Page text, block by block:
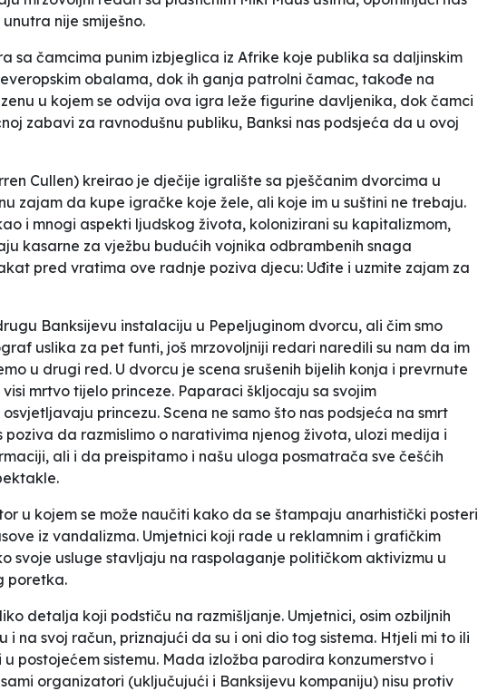
nije smiješno.
sa čamcima punim izbjeglica iz Afrike koje publika sa daljinskim
obalama, dok ih ganja patrolni čamac, takođe na
u kojem se odvija ova igra leže figurine davljenika, dok čamci
zabavi za ravnodušnu publiku, Banksi nas podsjeća da u ovoj
Cullen) kreirao je dječije igralište sa pješčanim dvorcima u
zajam da kupe igračke koje žele, ali koje im u suštini ne trebaju.
i mnogi aspekti ljudskog života, kolonizirani su kapitalizmom,
kasarne za vježbu budućih vojnika odbrambenih snaga
pred vratima ove radnje poziva djecu: Uđite i uzmite zajam za
Banksijevu instalaciju u Pepeljuginom dvorcu, ali čim smo
uslika za pet funti, još mrzovoljniji redari naredili su nam da im
u drugi red. U dvorcu je scena srušenih bijelih konja i prevrnute
mrtvo tijelo princeze. Paparaci škljocaju sa svojim
princezu. Scena ne samo što nas podsjeća na smrt
poziva da razmislimo o narativima njenog života, ulozi medija i
ali i da preispitamo i našu uloga posmatrača sve češćih
u kojem se može naučiti kako da se štampaju anarhistički posteri
iz vandalizma. Umjetnici koji rade u reklamnim i grafičkim
svoje usluge stavljaju na raspolaganje političkom aktivizmu u
poretka.
detalja koji podstiču na razmišljanje. Umjetnici, osim ozbiljnih
i na svoj račun, priznajući da su i oni dio tog sistema. Htjeli mi to ili
u postojećem sistemu. Mada izložba parodira konzumerstvo i
organizatori (uključujući i Banksijevu kompaniju) nisu protiv